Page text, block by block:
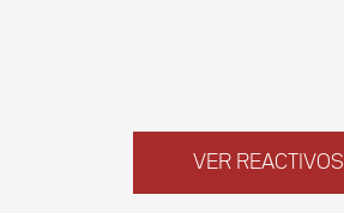
VER REACTIVOS